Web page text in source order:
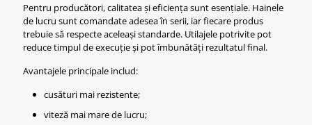
Pentru producători, calitatea și eficiența sunt esențiale. Hainele
de lucru sunt comandate adesea în serii, iar fiecare produs
trebuie să respecte aceleași standarde. Utilajele potrivite pot
reduce timpul de execuție și pot îmbunătăți rezultatul final.
Avantajele principale includ:
cusături mai rezistente;
viteză mai mare de lucru;